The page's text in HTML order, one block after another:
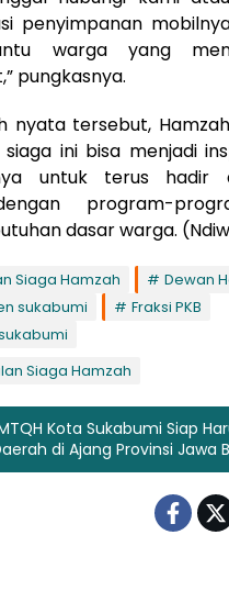
penyimpanan
warga yang
pungkasnya.
nyata tersebut,
ini bisa menjadi
untuk terus hadir
program-
dasar warga.
Siaga Hamzah
Dewan
sukabumi
Fraksi PKB
Siaga Hamzah
Kota Sukabumi Siap
di Ajang Provinsi Jawa